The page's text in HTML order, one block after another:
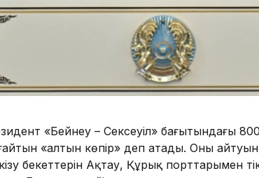
«Бейнеу – Сексеуіл» бағытындағы
«алтын көпір» деп атады. Оның
бекеттерін Ақтау, Құрық порттарымен